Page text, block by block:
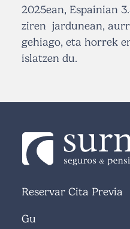
2025ean, Espainian
ziren jardunean,
gehiago, eta horrek
islatzen du.
Reservar Cita Previa
Gu